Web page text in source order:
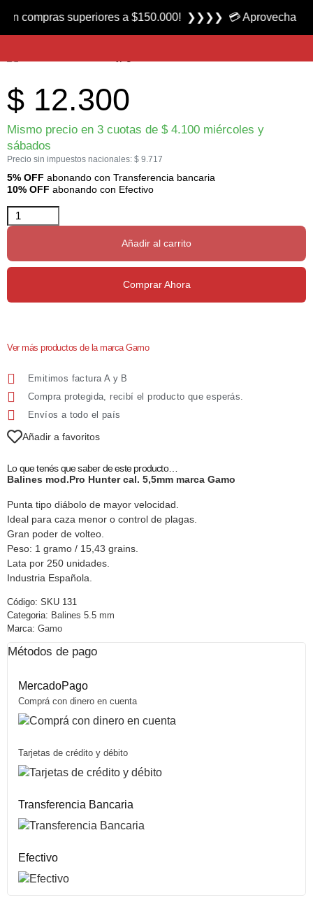
Producto nuevo
Balines Pro Hunter calibre 5.5 mm marca Gamo
$ 12.300
Mismo precio en 3 cuotas de $4.100 miércoles y
sábados
Precio sin impuestos nacionales: $ 9.717
5% OFF abonando con Transferencia bancaria
10% OFF abonando con Efectivo
Añadir al carrito
Comprar Ahora
Ver más productos de la marca Gamo
Emitimos factura A y B
Compra protegida, recibí el producto que esperás.
Envíos a todo el país
Añadir a favoritos
Lo que tenés que saber de este producto…
Balines mod.Pro Hunter cal. 5,5mm marca Gamo
Punta tipo diábolo de mayor velocidad.
Ideal para caza menor o control de plagas.
Gran poder de volteo.
Peso: 1 gramo / 15,43 grains.
Lata por 250 unidades.
Industria Española.
Código: SKU 131
Categoria: Balines 5.5 mm
Marca: Gamo
Métodos de pago
MercadoPago
Comprá con dinero en cuenta
Tarjetas de crédito y débito
Transferencia Bancaria
Efectivo
superiores a $150.000! ❯❯❯❯ 💳 Aprovecha las 3